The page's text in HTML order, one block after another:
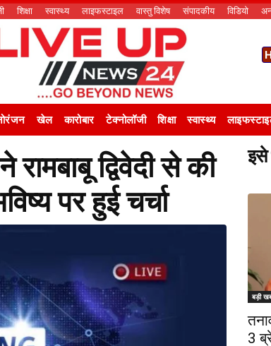
शिक्षा स्वास्थ्य लाइफस्टाइल वास्तु विशेष संपादकीय विडियो
खेल कारोबार टेक्नोलॉजी शिक्षा स्वास्थ्य
द्विवेदी से की
पर हुई चर्चा
इसे
बड़ी
3